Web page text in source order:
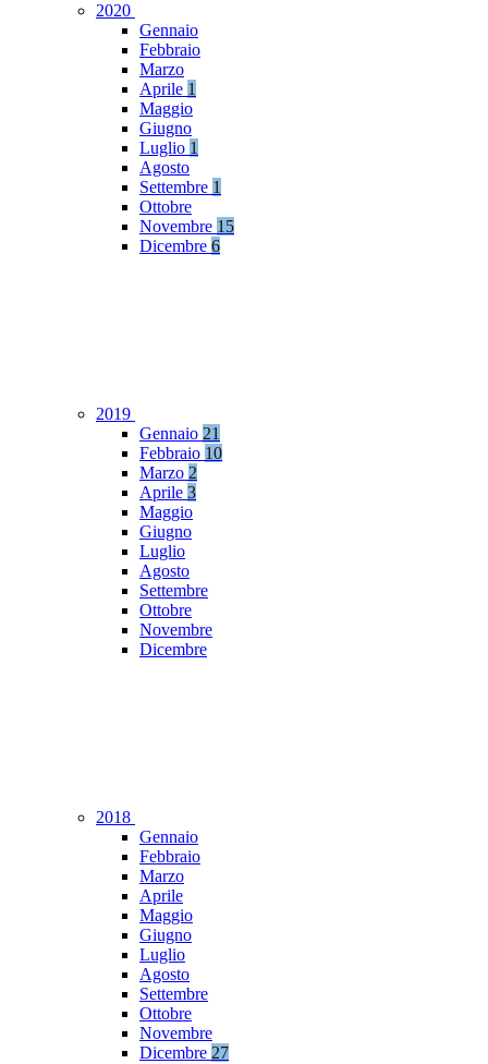
2020
Gennaio
Febbraio
Marzo
Aprile 1
Maggio
Giugno
Luglio 1
Agosto
Settembre 1
Ottobre
Novembre 15
Dicembre 6
2019
Gennaio 21
Febbraio 10
Marzo 2
Aprile 3
Maggio
Giugno
Luglio
Agosto
Settembre
Ottobre
Novembre
Dicembre
2018
Gennaio
Febbraio
Marzo
Aprile
Maggio
Giugno
Luglio
Agosto
Settembre
Ottobre
Novembre
Dicembre 27